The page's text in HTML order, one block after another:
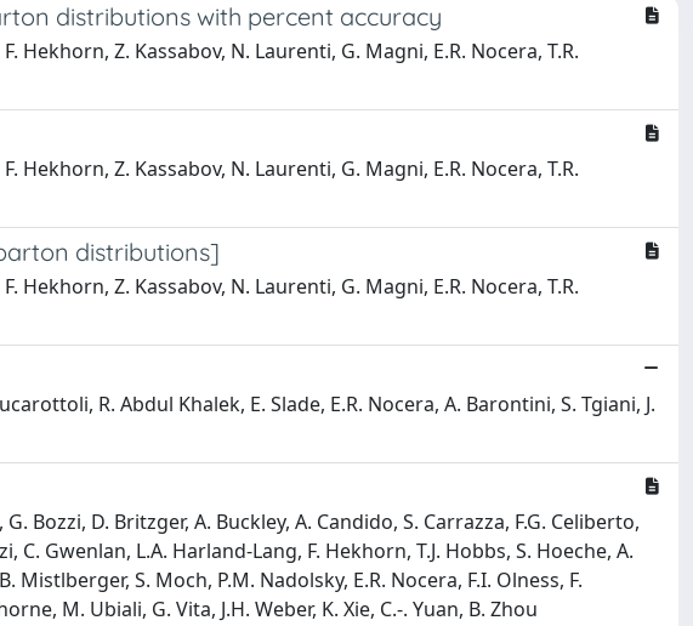
distributions with percent accuracy
Hekhorn, Z. Kassabov, N. Laurenti, G. Magni, E.R. Nocera, T.R.
Hekhorn, Z. Kassabov, N. Laurenti, G. Magni, E.R. Nocera, T.R.
distributions]
Hekhorn, Z. Kassabov, N. Laurenti, G. Magni, E.R. Nocera, T.R.
R. Abdul Khalek, E. Slade, E.R. Nocera, A. Barontini, S. Tgiani, J.
Bozzi, D. Britzger, A. Buckley, A. Candido, S. Carrazza, F.G. Celiberto,
C. Gwenlan, L.A. Harland-Lang, F. Hekhorn, T.J. Hobbs, S. Hoeche, A.
Mistlberger, S. Moch, P.M. Nadolsky, E.R. Nocera, F.I. Olness, F.
M. Ubiali, G. Vita, J.H. Weber, K. Xie, C.-. Yuan, B. Zhou